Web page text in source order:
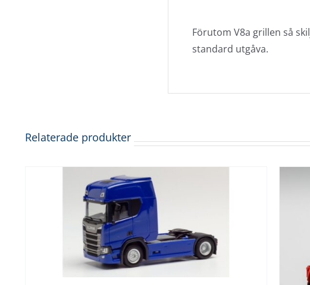
Förutom V8a grillen så
standard utgåva.
Relaterade produkter